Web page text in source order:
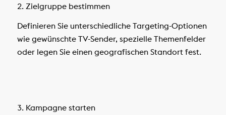
2. Zielgruppe bestimmen
Definieren Sie unterschiedliche Targeting-Optionen
wie gewünschte TV-Sender, spezielle Themenfelder
oder legen Sie einen geografischen Standort fest.
3. Kampagne starten